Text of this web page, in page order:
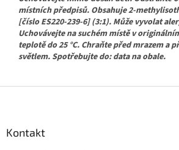
místních předpisů. Obsahuje 2-
[číslo ES220-239-6] (3:1). Může vyvolat
Uchovávejte na suchém místě v
teplotě do 25 °C. Chraňte před mrazem a
světlem. Spotřebujte do: data na obale.
Kontakt